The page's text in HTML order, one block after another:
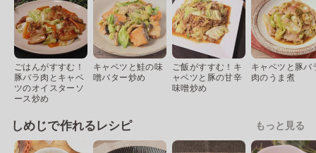
ごはんがすすむ！
豚バラ肉とキャベ
ツのオイスターソ
ース炒め
キャベツと鮭の味
噌バター炒め
ご飯がすすむ！キ
ャベツと豚の甘辛
味噌炒め
キャベツと豚バ
肉のうま煮
しめじで作れるレシピ もっと見る